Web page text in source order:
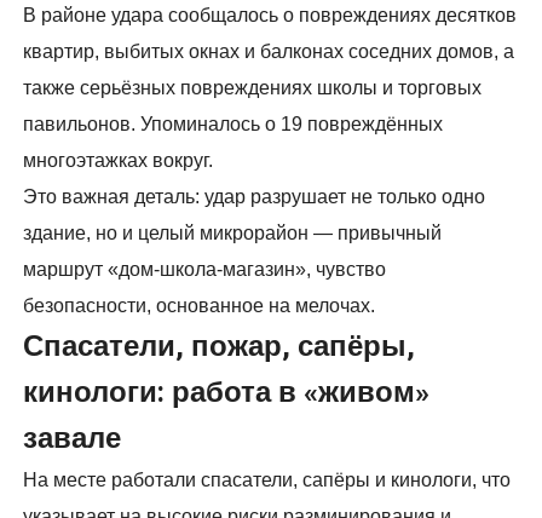
В районе удара сообщалось о повреждениях десятков
квартир, выбитых окнах и балконах соседних домов, а
также серьёзных повреждениях школы и торговых
павильонов. Упоминалось о 19 повреждённых
многоэтажках вокруг.
Это важная деталь: удар разрушает не только одно
здание, но и целый микрорайон — привычный
маршрут «дом-школа-магазин», чувство
безопасности, основанное на мелочах.
Спасатели, пожар, сапёры,
кинологи: работа в «живом»
завале
На месте работали спасатели, сапёры и кинологи, что